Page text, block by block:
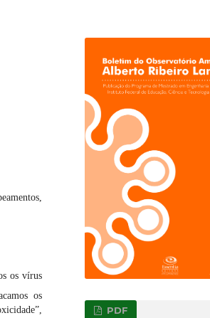
os vírus
os
PDF